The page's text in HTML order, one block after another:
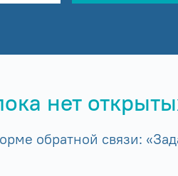
нет
обратной связи: